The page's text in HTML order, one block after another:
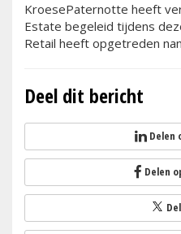
KroesePaternotte heeft
Estate begeleid tijdens
Retail heeft opgetreden
Deel dit bericht
Delen
Delen